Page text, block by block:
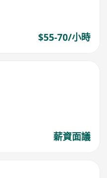
$55-70/小時
薪資面議